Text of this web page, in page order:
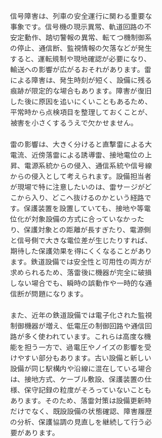
信号障害は、列車の安全運行に関わる重要な
事象です。信号機の現示異常、軌道回路の不
安定動作、踏切警報の異常、転てつ機制御系
の停止、通信断、監視情報の欠落などが発生
すると、運転規制や現地確認が必要になり、
輸送への影響が広がるおそれがあります。雷
による障害は、発生時刻が短く、設備に残る
痕跡が限定的な場合もあります。障害が復旧
した後に原因を追いにくいこともあるため、
平常時から点検項目を整理しておくことが、
被害を小さくするうえで欠かせません。
雷の影響は、大きく分けると直撃雷による大
電流、近傍落雷による誘導雷、接地電位の上
昇、電源系統からの侵入、通信系統や信号線
からの侵入として考えられます。設備担当者
が現場で特に注意したいのは、雷サージがど
こから入り、どこへ抜けるのかという経路で
す。保護装置を設置していても、接地や等電
位化が対象設備の方式に合っていなかった
り、保護対象との距離が長すぎたり、電源側
と信号側で大きな電位差が生じたりすれば、
期待した保護効果を得にくくなることがあり
ます。鉄道設備では安全性と可用性の両方が
求められるため、落雷後に機器が完全に破損
しない場合でも、瞬時の誤動作や一時的な通
信断が問題になります。
また、近年の鉄道設備では電子化された監視
制御機器が増え、低電圧の制御回路や通信回
路が多く使われています。これらは高度な機
能を担う一方で、過電圧やノイズの影響を受
けやすい部分もあります。古い設備と新しい
設備が同じ駅構内や沿線に混在している場合
は、接地方式、ケーブル敷設、保護装置の仕
様、保守記録の粒度がそろっていないことも
あります。そのため、落雷対策は設備更新時
だけでなく、既設設備の状態確認、障害履歴
の分析、保護協調の見直しを継続して行う必
要があります。